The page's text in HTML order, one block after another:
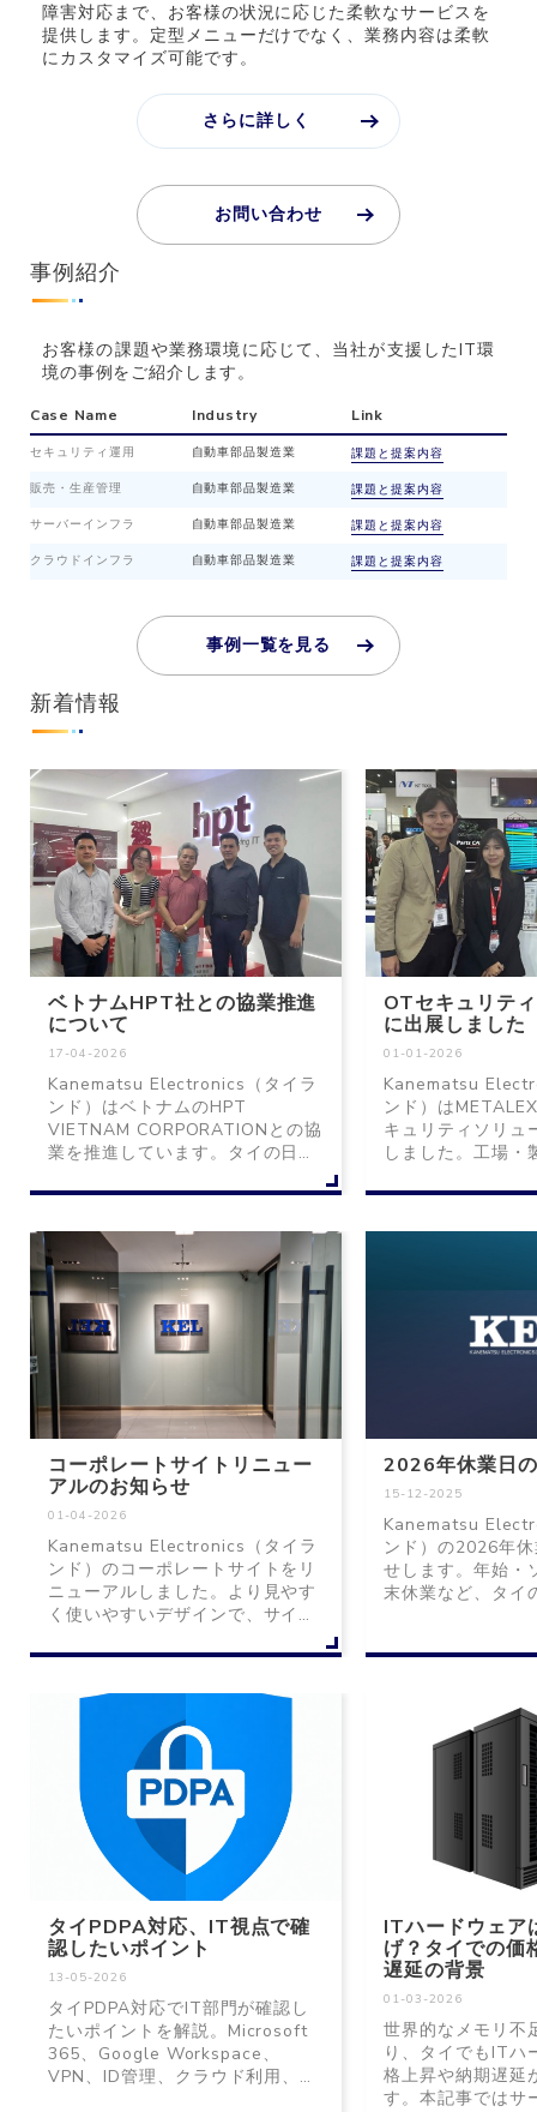
障害対応まで、お客様の状況に応じた柔軟なサービスを
提供します。定型メニューだけでなく、業務内容は柔軟
にカスタマイズ可能です。
さらに詳しく
お問い合わせ
事例紹介
お客様の課題や業務環境に応じて、当社が支援したIT環
境の事例をご紹介します。
Case Name Industry Link
セキュリティ運用 自動車部品製造業 課題と提案内容
販売・生産管理 自動車部品製造業 課題と提案内容
サーバーインフラ 自動車部品製造業 課題と提案内容
クラウドインフラ 自動車部品製造業 課題と提案内容
事例一覧を見る
新着情報
ベトナムHPT社との協業推進
について
17-04-2026
Kanematsu Electronics（タイラ
ンド）はベトナムのHPT
VIETNAM CORPORATIONとの協
業を推進しています。タイの日系
トや、HPT社の先進的なセキュリ
に、両社の強みを活かしたサービ
ス提供を目指しています。
OTセキュリテ
に出展しました
01-01-2026
Kanematsu
ンド）は
キュリティソリュ
しました。工場・
可視化やセキュア
コーポレートサイトリニュー
アルのお知らせ
01-04-2026
Kanematsu Electronics（タイラ
ンド）のコーポレートサイトをリ
ニューアルしました。より見やす
く使いやすいデザインで、サイバ
ンフラ・ITアウトソーシングなど
2026年休業日
15-12-2025
Kanematsu
ンド）の2026年
せします。年始・
末休業など、タイ
せは営業再開後に
タイPDPA対応、IT視点で確
認したいポイント
13-05-2026
タイPDPA対応でIT部門が確認し
たいポイントを解説。Microsoft
365、Google Workspace、
VPN、ID管理、クラウド利用、ロ
ITハードウェア
げ？タイでの価
遅延の背景
01-03-2026
世界的なメモリ不
り、タイでもITハ
格上昇や納期遅延
す。本記事ではサ